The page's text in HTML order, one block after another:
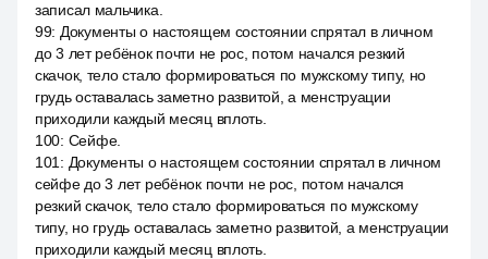
записал мальчика.
99: Документы о настоящем состоянии спрятал в личном
до 3 лет ребёнок почти не рос, потом начался резкий
скачок, тело стало формироваться по мужскому типу, но
грудь оставалась заметно развитой, а менструации
приходили каждый месяц вплоть.
100: Сейфе.
101 : Документы о настоящем состоянии спрятал в личном
сейфе до 3 лет ребёнок почти не рос, потом начался
резкий скачок, тело стало формироваться по мужскому
типу, но грудь оставалась заметно развитой, а менструации
приходили каждый месяц вплоть.